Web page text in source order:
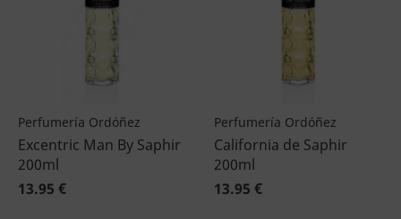
Perfumería Ordóñez
Excentric Man By Saphir
200ml
13.95 €
Perfumería Ordóñez
California de Saphir
200ml
13.95 €